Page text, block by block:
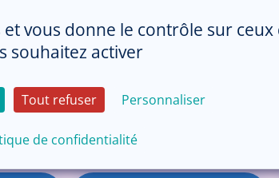
à solliciter amis et famille. Ils sont
êtes.
et vous donne le contrôle sur ceux
souhaitez activer
Tout refuser Personnaliser
de confidentialité